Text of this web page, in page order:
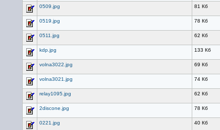
0509.jpg 81 Кб
0519.jpg 78 Кб
0511.jpg 62 Кб
kdp.jpg 133 Кб
volna3022.jpg 69 Кб
volna3021.jpg 74 Кб
relay1095.jpg 62 Кб
2discone.jpg 78 Кб
0221.jpg 40 Кб